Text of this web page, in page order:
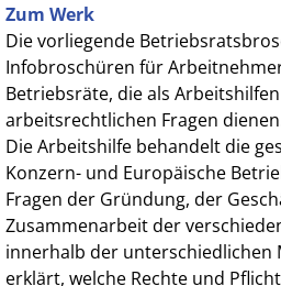
Zum Werk
Die vorliegende
Infobroschüren für
Betriebsräte, die als
arbeitsrechtlichen Fragen
Die Arbeitshilfe behandelt die
Konzern- und Europäische
Fragen der Gründung, der
Zusammenarbeit der
innerhalb der unterschiedlichen
erklärt, welche Rechte und